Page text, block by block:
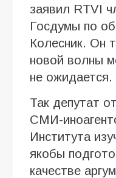
заявил RTVI
Госдумы по
Колесник. Он
новой волны
не ожидается.
Так депутат
СМИ-
Института
якобы
качестве